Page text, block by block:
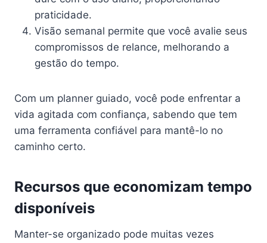
praticidade.
Visão semanal permite que você avalie seus
compromissos de relance, melhorando a
gestão do tempo.
Com um planner guiado, você pode enfrentar a
vida agitada com confiança, sabendo que tem
uma ferramenta confiável para mantê-lo no
caminho certo.
Recursos que economizam tempo
disponíveis
Manter-se organizado pode muitas vezes